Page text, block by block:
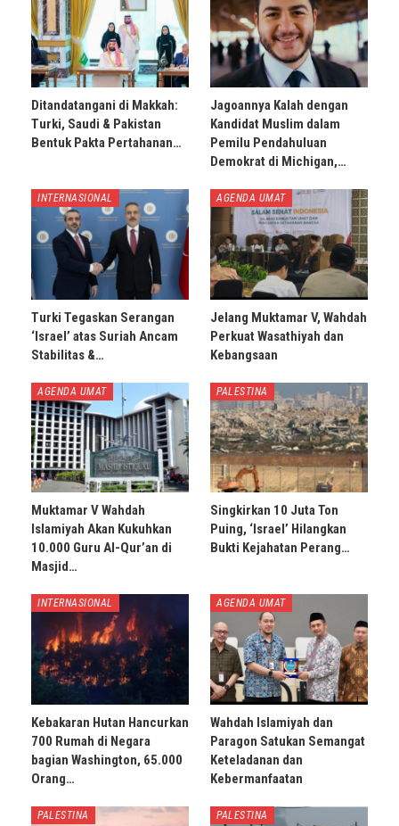
Ditandatangani di Makkah:
Turki, Saudi & Pakistan
Bentuk Pakta Pertahanan…
Jagoannya Kalah dengan
Kandidat Muslim dalam
Pemilu Pendahuluan
Demokrat di Michigan,…
INTERNASIONAL
Turki Tegaskan Serangan
‘Israel’ atas Suriah Ancam
Stabilitas &…
AGENDA UMAT
Jelang Muktamar V, Wahdah
Perkuat Wasathiyah dan
Kebangsaan
AGENDA UMAT
Muktamar V Wahdah
Islamiyah Akan Kukuhkan
10.000 Guru Al-Qur’an di
Masjid…
PALESTINA
Singkirkan 10 Juta Ton
Puing, ‘Israel’ Hilangkan
Bukti Kejahatan Perang…
INTERNASIONAL
Kebakaran Hutan Hancurkan
700 Rumah di Negara
bagian Washington, 65.000
Orang…
AGENDA UMAT
Wahdah Islamiyah dan
Paragon Satukan Semangat
Keteladanan dan
Kebermanfaatan
PALESTINA PALESTINA